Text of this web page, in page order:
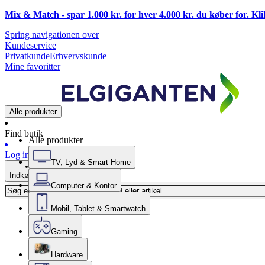
Mix & Match - spar 1.000 kr. for hver 4.000 kr. du køber for.
Spring navigationen over
Kundeservice
PrivatkundeErhvervskunde
Mine favoritter
Alle produkter
Find butik
Log ind
Indkøbskurv
Alle produkter
TV, Lyd & Smart Home
Computer & Kontor
Mobil, Tablet & Smartwatch
Gaming
Hardware